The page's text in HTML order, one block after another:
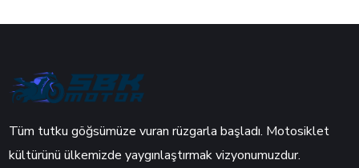
Tüm tutku göğsümüze vuran rüzgarla başladı. Motosiklet
kültürünü ülkemizde yaygınlaştırmak vizyonumuzdur.